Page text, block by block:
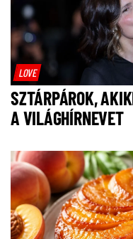
LOVE
SZTÁRPÁROK,
A VILÁGHÍRNEVET